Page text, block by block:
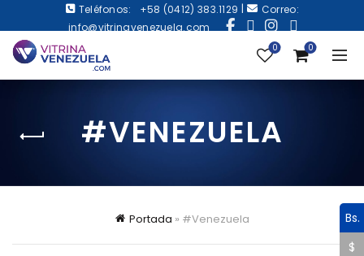
Teléfonos: +58 (0412) 383.1129 |
Correo:
info@vitrinavenezuela.com
0 0
#VENEZUELA
Portada » #Venezuela
Bs.
$